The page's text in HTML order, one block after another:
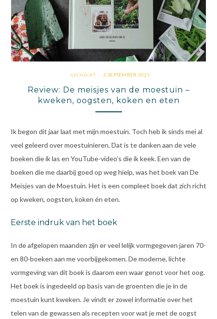
GECHECKT 6 SEPTEMBER 2021
Review: De meisjes van de moestuin –
kweken, oogsten, koken en eten
Ik begon dit jaar laat met mijn moestuin. Toch heb ik sinds mei al
veel geleerd over moestuinieren. Dat is te danken aan de vele
boeken die ik las en YouTube-video’s die ik keek. Een van de
boeken die me daarbij goed op weg hielp, was het boek van De
Meisjes van de Moestuin. Het is een compleet boek dat zich richt
op kweken, oogsten, koken én eten.
Eerste indruk van het boek
In de afgelopen maanden zijn er veel lelijk vormgegeven jaren 70-
en 80-boeken aan me voorbijgekomen. De moderne, lichte
vormgeving van dit boek is daarom een waar genot voor het oog.
Het boek is ingedeeld op basis van de groenten die je in de
moestuin kunt kweken. Je vindt er zowel informatie over het
telen van de gewassen als recepten voor wat je met de oogst